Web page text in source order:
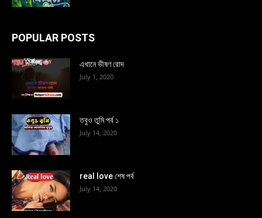
POPULAR POSTS
এখানে ভীষণ রোদ
July 1, 2020
তবুও তুমি পর্ব ১
July 14, 2020
real love শেষ পর্ব
July 14, 2020